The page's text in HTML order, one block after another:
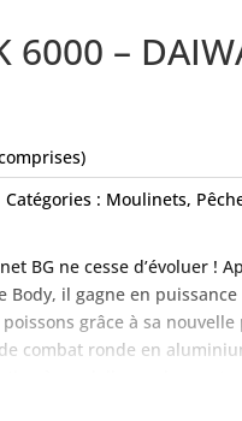
6000 –
Catégories : Moulinets,
BG ne cesse d’évoluer !
Body, il gagne en
grâce à sa
combat ronde en